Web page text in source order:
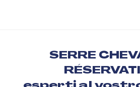
SERRE